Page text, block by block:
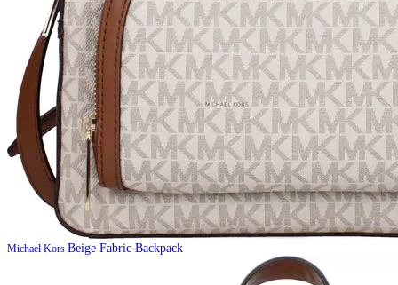
Michael Kors Beige Fabric Backpack